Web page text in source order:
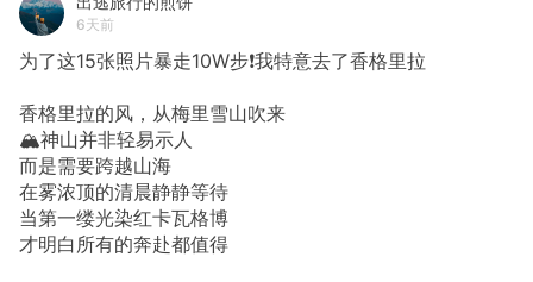
6天前
为了这15张照片暴走10W步❗我特意去了香格里拉
香格里拉的风，从梅里雪山吹来
🏔️神山并非轻易示人
而是需要跨越山海
在雾浓顶的清晨静静等待
当第一缕光染红卡瓦格博
才明白所有的奔赴都值得